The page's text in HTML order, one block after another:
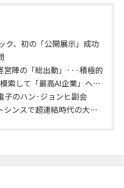
ク、初の「公開展示」成功
営陣の「総出動」···積極的
索して「最高AI企業」への
子のハン·ジョンヒ副会
ンスで超連結時代の大衆